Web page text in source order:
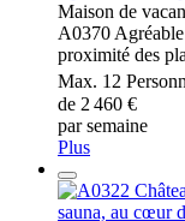
Maison de
A0370
proximité des
Max. 12
de 2 460 €
par semaine
Plus